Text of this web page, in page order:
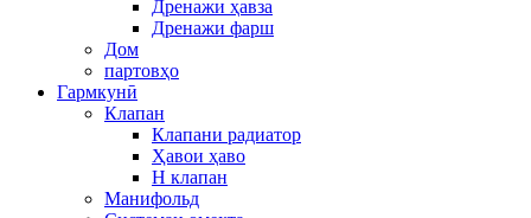
Дренажи ҳавза
Дренажи фарш
Дом
партовҳо
Гармкунӣ
Клапан
Клапани радиатор
Ҳавои ҳаво
H клапан
Манифольд